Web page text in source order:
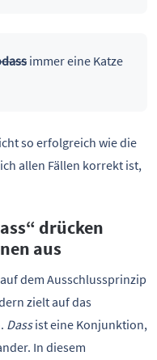
immer eine Katze
so erfolgreich wie die
allen Fällen korrekt ist,
drücken
aus
dem Ausschlussprinzip
zielt auf das
Dassist eine Konjunktion,
In diesem